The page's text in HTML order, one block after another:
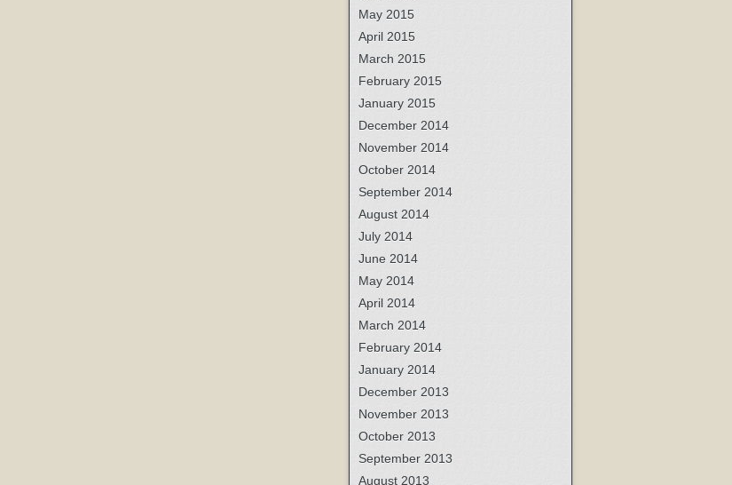
May 2015
April 2015
March 2015
February 2015
January 2015
December 2014
November 2014
October 2014
September 2014
August 2014
July 2014
June 2014
May 2014
April 2014
March 2014
February 2014
January 2014
December 2013
November 2013
October 2013
September 2013
August 2013